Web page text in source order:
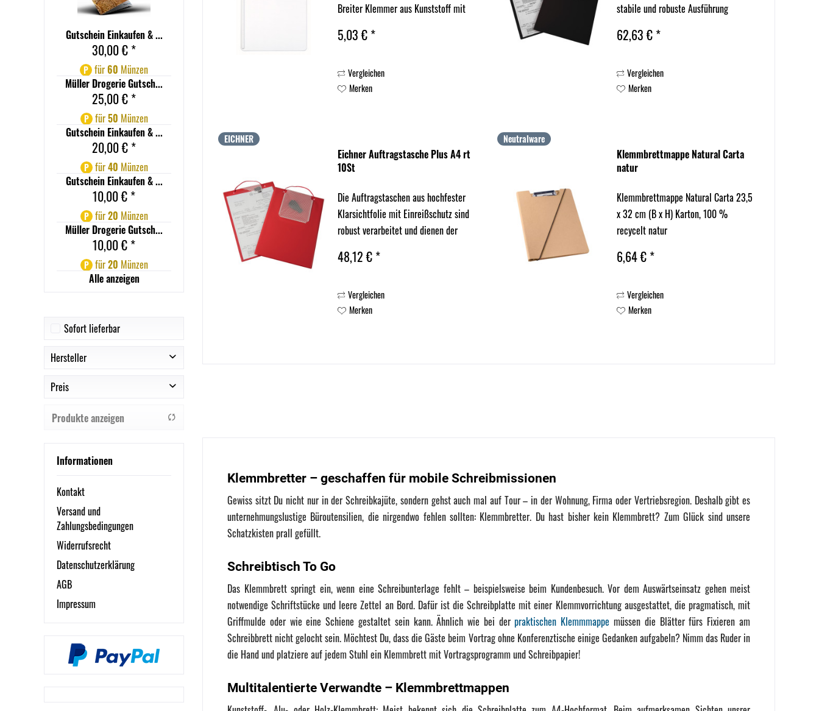
Gutschein Einkaufen & ...
30,00 € *
P für60 Münzen
Müller Drogerie Gutsch...
25,00 € *
P für50 Münzen
Gutschein Einkaufen & ...
20,00 € *
P für40 Münzen
Gutschein Einkaufen & ...
10,00 € *
P für20 Münzen
Müller Drogerie Gutsch...
10,00 € *
P für20 Münzen
Alle anzeigen
Sofort lieferbar
Hersteller
DURABLE
Falken
Hansa
Leitz
Läufer
MAUL
Neutralware
PAGNA
Soennecken
Veloflex
Preis
1,00 €bis
Produkte anzeigen
Informationen
Kontakt
Versand und
Zahlungsbedingungen
Widerrufsrecht
Datenschutzerklärung
AGB
Impressum
Breiter Klemmer aus Kunststoff mit
5,03 € *
Vergleichen
Merken
stabile und robuste Ausführung
Haltbarkeit. Die breite Dehnfalte
Bordbüchern, Serviceheften und
jegliche...
62,63 € *
Vergleichen
Merken
EICHNER
Eichner Auftragstasche Plus A4 rt
10St
Die Auftragstaschen aus hochfester
Klarsichtfolie mit Einreißschutz sind
robust verarbeitet und dienen der
Arbeitspapiere. Mit Klettverschluss,
der Rückseite aus...
48,12 € *
Vergleichen
Merken
Neutralware
Klemmbrettmappe Natural Carta
natur
Klemmbrettmappe Natural Carta 23,5
x 32 cm (B x H) Karton, 100 %
recycelt natur
6,64 € *
Vergleichen
Merken
Klemmbretter – geschaffen für mobile Schreibmissionen
Gewiss sitzt Du nicht nur in der Schreibkajüte, sondern gehst auch mal auf Tour – in der Wohnung, Firma oder Vertriebsregion. Deshalb gibt es
unternehmungslustige Büroutensilien, die nirgendwo fehlen sollten: Klemmbretter. Du hast bisher kein Klemmbrett? Zum Glück sind unsere
Schatzkisten prall gefüllt.
Schreibtisch To Go
Das Klemmbrett springt ein, wenn eine Schreibunterlage fehlt – beispielsweise beim Kundenbesuch. Vor dem Auswärtseinsatz gehen meist
notwendige Schriftstücke und leere Zettel an Bord. Dafür ist die Schreibplatte mit einer Klemmvorrichtung ausgestattet, die pragmatisch, mit
Griffmulde oder wie eine Schiene gestaltet sein kann. Ähnlich wie bei derpraktischen Klemmmappe müssen die Blätter fürs Fixieren am
Schreibbrett nicht gelocht sein. Möchtest Du, dass die Gäste beim Vortrag ohne Konferenztische einige Gedanken aufgabeln? Nimm das Ruder in
die Hand und platziere auf jedem Stuhl ein Klemmbrett mit Vortragsprogramm und Schreibpapier!
Multitalentierte Verwandte – Klemmbrettmappen